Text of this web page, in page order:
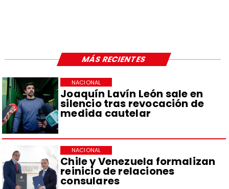
Joaquín Lavín León sale en
silencio tras revocación de
medida cautelar
NACIONAL
Chile y Venezuela formalizan
reinicio de relaciones
consulares
NACIONAL
MÁS RECIENTES